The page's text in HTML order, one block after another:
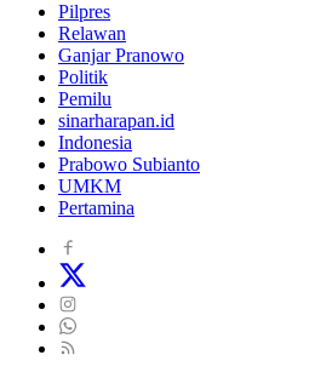
Pilpres
Relawan
Ganjar Pranowo
Politik
Pemilu
sinarharapan.id
Indonesia
Prabowo Subianto
UMKM
Pertamina